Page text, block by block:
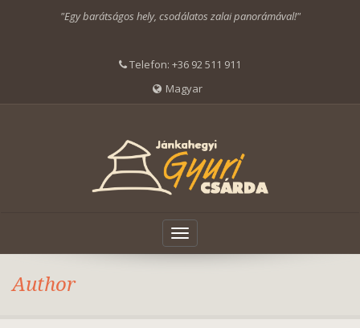
"Egy barátságos hely, csodálatos zalai panorámával!"
Telefon: +36 92 511 911
Magyar
Toggle
navigation
Author